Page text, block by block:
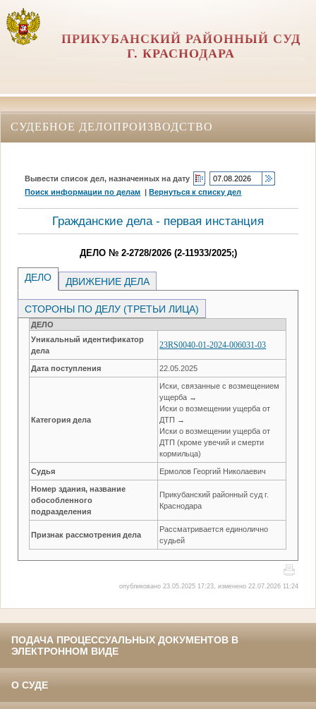
ПРИКУБАНСКИЙ РАЙОННЫЙ СУД
Г. КРАСНОДАРА
СУДЕБНОЕ ДЕЛОПРОИЗВОДСТВО
Вывести список дел, назначенных на дату
Поиск информации по делам |Вернуться к списку дел
Гражданские дела - первая инстанция
ДЕЛО № 2-2728/2026 (2-11933/2025;)
ДЕЛО ДВИЖЕНИЕ ДЕЛА
СТОРОНЫ ПО ДЕЛУ (ТРЕТЬИ ЛИЦА)
ДЕЛО
Уникальный идентификатор
дела
23RS0040-01-2024-006031-03
Дата поступления 22.05.2025
Категория дела
Иски, связанные с возмещением
ущерба →
Иски о возмещении ущерба от
ДТП →
Иски о возмещении ущерба от
ДТП (кроме увечий и смерти
кормильца)
Судья Ермолов Георгий Николаевич
Номер здания, название
обособленного
подразделения
Прикубанский районный суд г.
Краснодара
Признак рассмотрения дела
Рассматривается единолично
судьей
опубликовано 23.05.2025 17:23, изменено 22.07.2026 11:24
ПОДАЧА ПРОЦЕССУАЛЬНЫХ ДОКУМЕНТОВ В
ЭЛЕКТРОННОМ ВИДЕ
О СУДЕ